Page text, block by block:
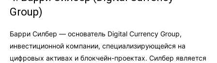
Group)
Барри Силбер — основатель Digital Currency Group,
инвестиционной компании, специализирующейся на
цифровых активах и блокчейн-проектах. Силбер является